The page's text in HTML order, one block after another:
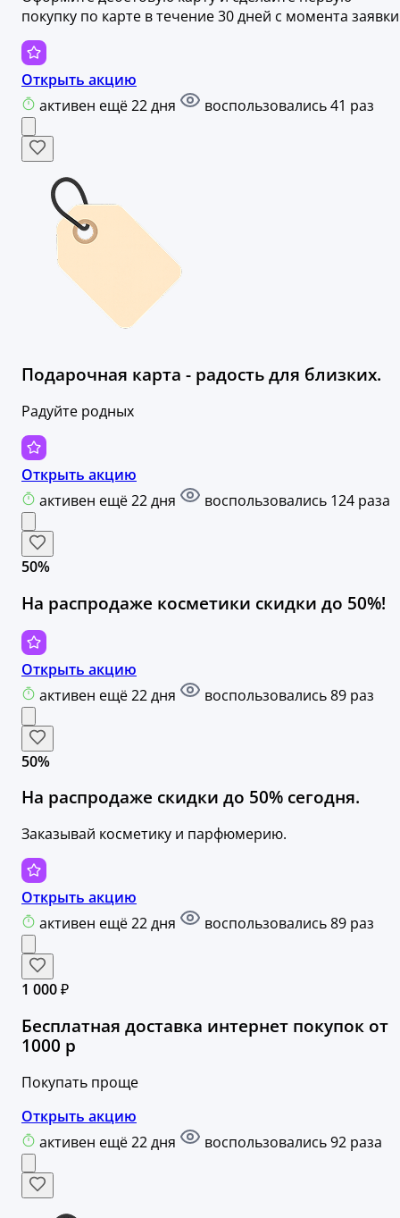
покупку по карте в течение 30 дней с момента заявки
Открыть акцию
активен ещё 22 дня
воспользовались 41 раз
Подарочная карта - радость для близких.
Радуйте родных
Открыть акцию
активен ещё 22 дня
воспользовались 124 раза
50%
На распродаже косметики скидки до 50%!
Открыть акцию
активен ещё 22 дня
воспользовались 89 раз
50%
На распродаже скидки до 50% сегодня.
Заказывай косметику и парфюмерию.
Открыть акцию
активен ещё 22 дня
воспользовались 89 раз
1 000 ₽
Бесплатная доставка интернет покупок от
1000 р
Покупать проще
Открыть акцию
активен ещё 22 дня
воспользовались 92 раза